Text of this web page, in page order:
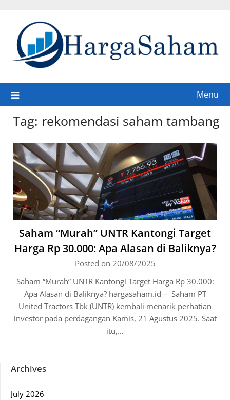
content
Menu
Tag: rekomendasi saham tambang
Saham “Murah” UNTR Kantongi Target
Harga Rp 30.000: Apa Alasan di Baliknya?
Posted on 20/08/2025
Saham “Murah” UNTR Kantongi Target Harga Rp 30.000:
Apa Alasan di Baliknya? hargasaham.id – Saham PT
United Tractors Tbk (UNTR) kembali menarik perhatian
investor pada perdagangan Kamis, 21 Agustus 2025. Saat
itu,…
Archives
July 2026